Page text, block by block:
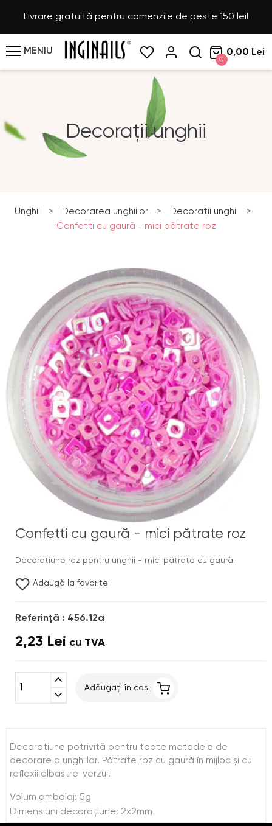
Livrare gratuită pentru comenzile de peste 150 lei!
MENIU
0
0,00 Lei
Decorații unghii
Unghii > Decorarea unghiilor > Decorații unghii
>
Confetti cu gaură - mici pătrate roz
Confetti cu gaură - mici pătrate roz
Decoraţiune roz pentru unghii - mici pătrate cu gaură.
Adaugă la favorite
Referinţă : 456.12a
2,23 Lei cu TVA
expand_less
expand_more
Adăugați în coș
Decoraţiune potrivită pentru toate metodele de
decorare a unghiilor. Pătrate roz cu gaură în mijloc şi cu
reflexii albastre-verzui.
Volum ambalaj: 5g
Dimensiuni decoraţiune: 2x2mm